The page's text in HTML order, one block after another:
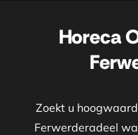
Horeca
Zoekt u
Ferwerderadeel